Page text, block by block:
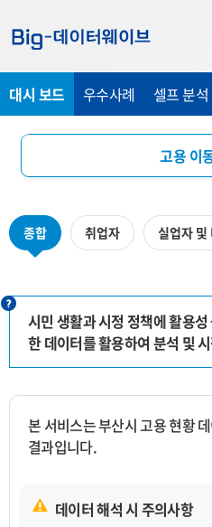
가
가
가
대시 보드 우수사례 셀프 분석
고용 이
수산물 유
종합 취업자 실업자 및
시민 생활과 시정 정책에 활용
한 데이터를 활용하여 분석 및
본 서비스는 부산시 고용 현황
결과입니다.
데이터 해석 시 주의사항